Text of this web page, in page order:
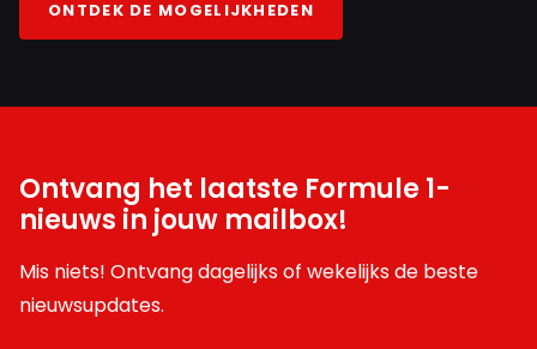
ONTDEK DE MOGELIJKHEDEN
Ontvang het laatste Formule 1-
nieuws in jouw mailbox!
Mis niets! Ontvang dagelijks of wekelijks de beste
nieuwsupdates.